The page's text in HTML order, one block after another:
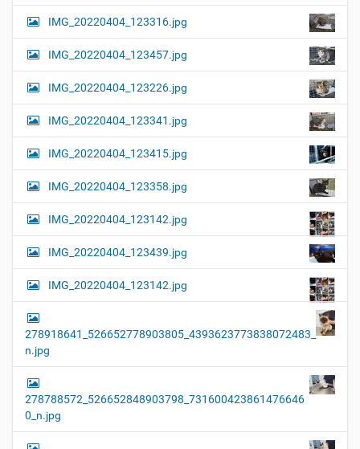
e
…
o
n
IMG_20220404_123316.jpg
IMG_20220404_123457.jpg
IMG_20220404_123226.jpg
IMG_20220404_123341.jpg
IMG_20220404_123415.jpg
IMG_20220404_123358.jpg
IMG_20220404_123142.jpg
IMG_20220404_123439.jpg
IMG_20220404_123142.jpg
278918641_526652778903805_4393623773838072483_
n.jpg
278788572_526652848903798_731600423861476646
0_n.jpg